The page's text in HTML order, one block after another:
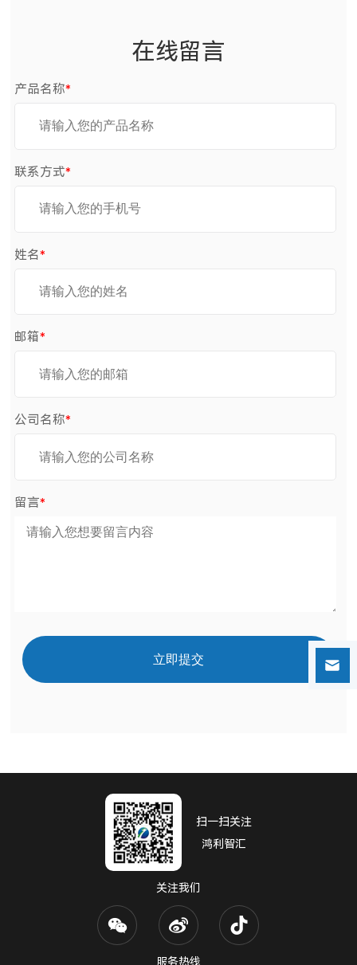
在线留言
产品名称*
联系方式*
姓名*
邮箱*
公司名称*
留言*
立即提交
扫一扫关注
鸿利智汇
关注我们
服务热线